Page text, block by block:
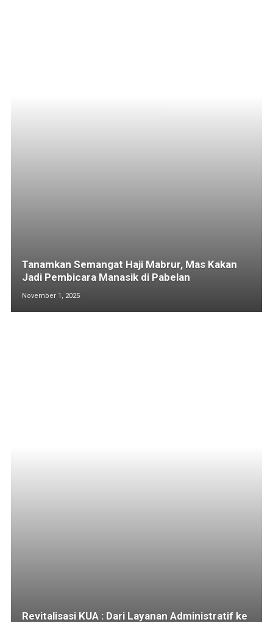
Tanamkan Semangat Haji Mabrur, Mas Kakan
Jadi Pembicara Manasik di Pabelan
November 1, 2025
Revitalisasi KUA : Dari Layanan Administratif ke